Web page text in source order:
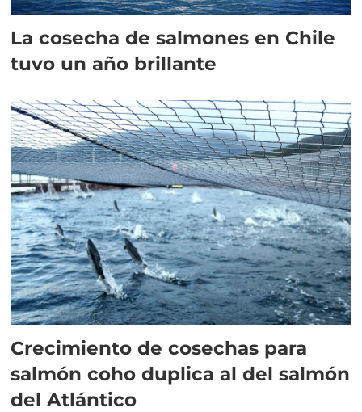
La cosecha de salmones en Chile
tuvo un año brillante
Crecimiento de cosechas para
salmón coho duplica al del salmón
del Atlántico